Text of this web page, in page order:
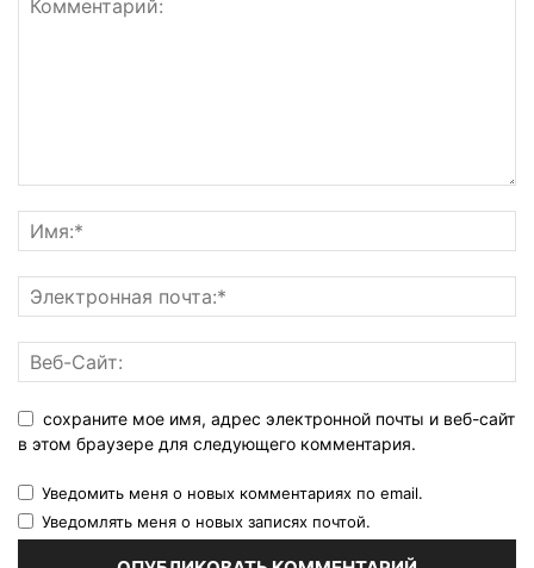
сохраните мое имя, адрес электронной почты и веб-сайт
в этом браузере для следующего комментария.
Уведомить меня о новых комментариях по email.
Уведомлять меня о новых записях почтой.